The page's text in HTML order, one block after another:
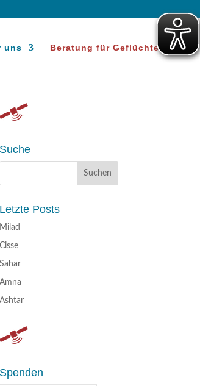
uns Beratung für Geflüchtete
Suche
Letzte Posts
Milad
Cisse
Sahar
Amna
Ashtar
Spenden